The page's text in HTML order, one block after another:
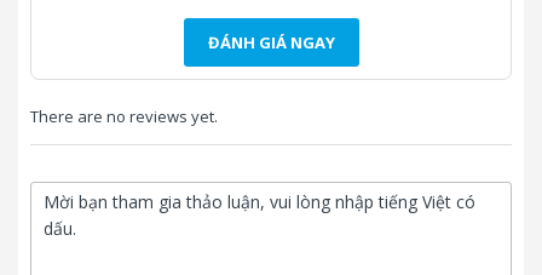
<5ms
Độ chính xác cảm ứng: ±1mm
Phương pháp cảm ứng:
Bút cảm ứng: 1
ĐÁNH GIÁ NGAY
There are no reviews yet.